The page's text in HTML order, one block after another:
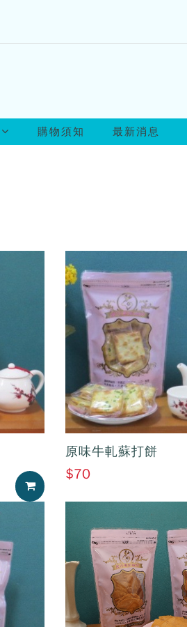
購物須知 最新消息
加入購物車
原味牛軋蘇打餅
$70